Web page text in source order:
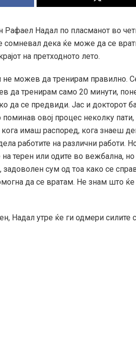
Надал по пласманот во
дека ќе може да се
на претходното лето.
не можев да тренирам правилно.
да тренирам само 20 минути,
да се предвиди. Јас и докторот
овој процес неколку
имаш распоред, кога знаеш
работите на различни работи.
терен или одите во вежбална,
сум од тоа како се
да се вратам. Не знам што ќе
Надал утре ќе ги одмери силите